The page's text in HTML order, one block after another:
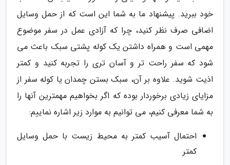
خود ببرید. پیشنهاد ما به شما این است که از حمل وسایل
اضافی صرف نظر کنید، چرا که آزادی عمل در سفر موضوع
مهمی است و همراه داشتن یک کوله پشتی سبک باعث می
شود که سفر راحت تر و آسان تری را تجربه کنید و کمتر
اذیت شوید. علاوه بر آن، سبک بستن چمدان یا کوله سفر از
مزایای زیادی برخوردار بوده که اگر بخواهیم مهمترین آنها را
به شما معرفی کنیم، می توانیم به موارد زیر اشاره نماییم:
احتمال آسیب کمتر به محیط زیست با حمل وسایل
کمتر